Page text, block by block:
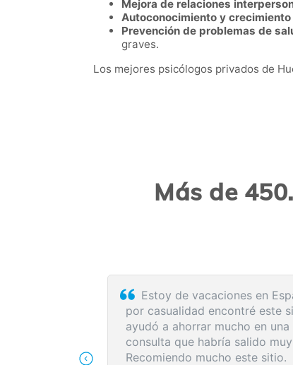
Mejora de relaciones
Autoconocimiento y
Prevención de problemas de
graves.
Los mejores psicólogos privados de
Más de
El proceso de reserva
sumamente sencillo. La
con la médica resultó de
me explicó
posibles causas de mi